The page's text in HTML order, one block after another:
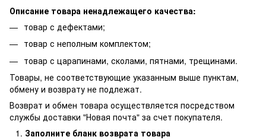
Описание товара ненадлежащего качества:
товар с дефектами;
товар с неполным комплектом;
товар с царапинами, сколами, пятнами, трещинами.
Товары, не соответствующие указанным выше пунктам,
обмену и возврату не подлежат.
Возврат и обмен товара осуществляется посредством
службы доставки "Новая почта" за счет покупателя.
Заполните бланк возврата товара